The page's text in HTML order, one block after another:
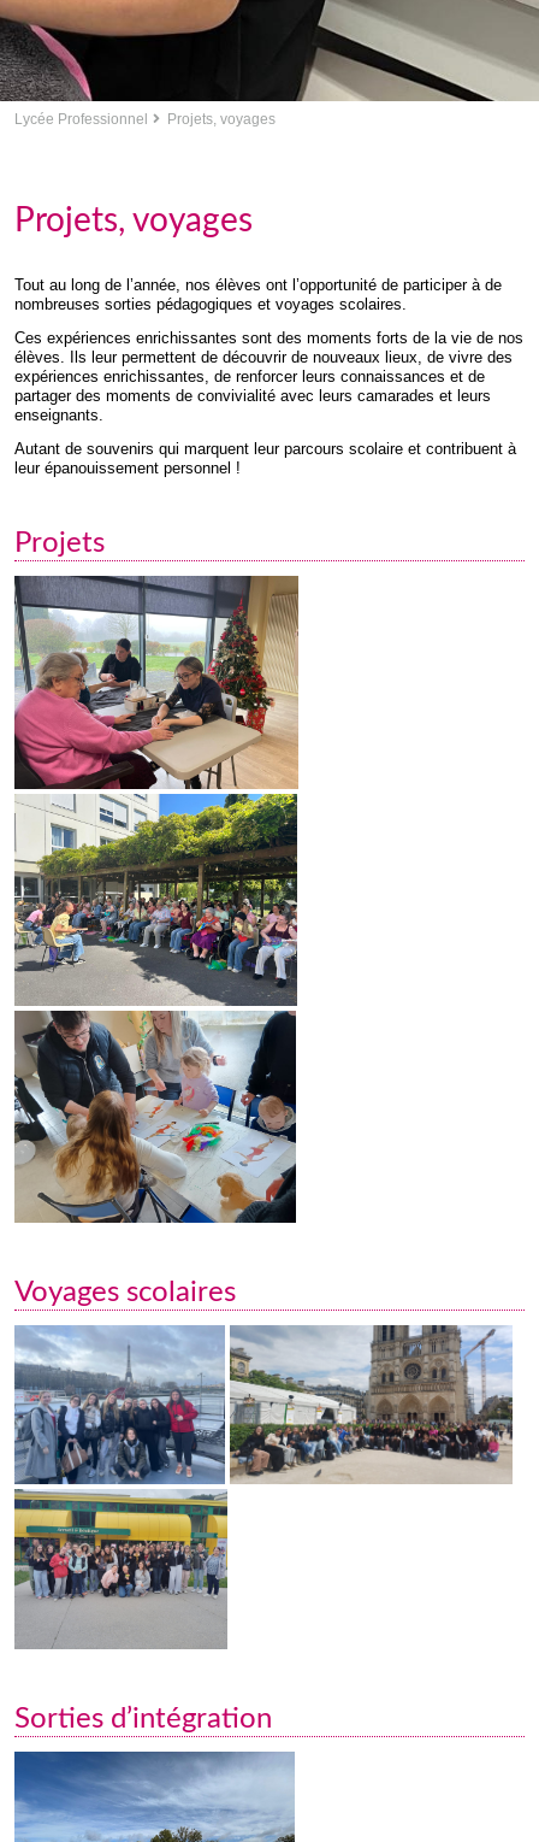
Lycée Professionnel Projets, voyages
Projets, voyages
Tout au long de l’année, nos élèves ont l’opportunité de participer à de
nombreuses sorties pédagogiques et voyages scolaires.
Ces expériences enrichissantes sont des moments forts de la vie de nos
élèves. Ils leur permettent de découvrir de nouveaux lieux, de vivre des
expériences enrichissantes, de renforcer leurs connaissances et de
partager des moments de convivialité avec leurs camarades et leurs
enseignants.
Autant de souvenirs qui marquent leur parcours scolaire et contribuent à
leur épanouissement personnel !
Projets
Voyages scolaires
Sorties d’intégration